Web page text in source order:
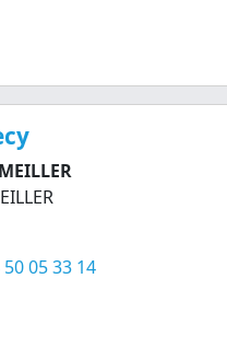
50 05 33 14